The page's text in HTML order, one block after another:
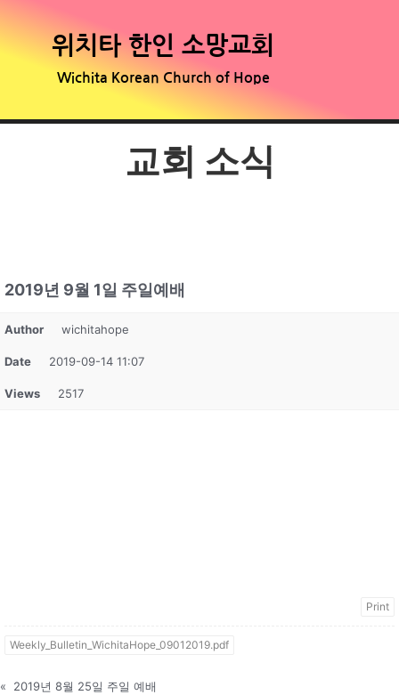
위치타 한인 소망교회
Wichita Korean Church of Hope
교회 소식
2019년 9월 1일 주일예배
Author wichitahope
Date 2019-09-14 11:07
Views 2517
Print
Weekly_Bulletin_WichitaHope_09012019.pdf
«
2019년 8월 25일 주일 예배